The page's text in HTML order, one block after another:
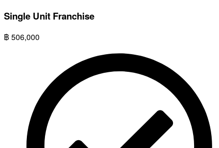
Single Unit Franchise
฿ 506,000